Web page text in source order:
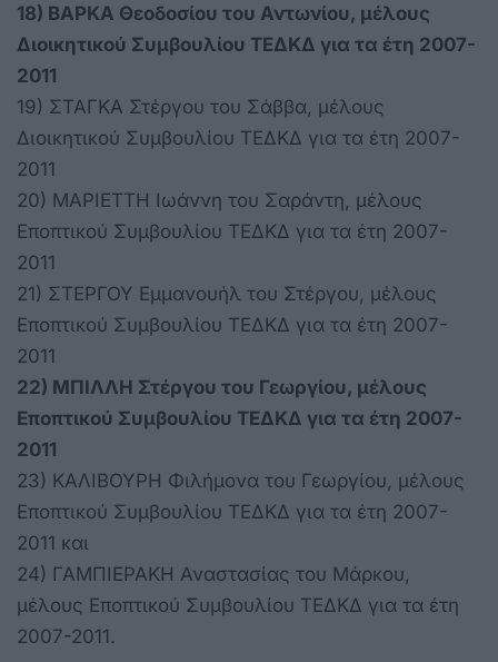
18) ΒΑΡΚΑ Θεοδοσίου του Αντωνίου, μέλους
Διοικητικού Συμβουλίου ΤΕΔΚΔ για τα έτη 2007-
2011
19) ΣΤΑΓΚΑ Στέργου του Σάββα, μέλους
Διοικητικού Συμβουλίου ΤΕΔΚΔ για τα έτη 2007-
2011
20) ΜΑΡΙΕΤΤΗ Ιωάννη του Σαράντη, μέλους
Εποπτικού Συμβουλίου ΤΕΔΚΔ για τα έτη 2007-
2011
21) ΣΤΕΡΓΟΥ Εμμανουήλ του Στέργου, μέλους
Εποπτικού Συμβουλίου ΤΕΔΚΔ για τα έτη 2007-
2011
22) ΜΠΙΛΛΗ Στέργου του Γεωργίου, μέλους
Εποπτικού Συμβουλίου ΤΕΔΚΔ για τα έτη 2007-
2011
23) ΚΑΛΙΒΟΥΡΗ Φιλήμονα του Γεωργίου, μέλους
Εποπτικού Συμβουλίου ΤΕΔΚΔ για τα έτη 2007-
2011 και
24) ΓΑΜΠΙΕΡΑΚΗ Αναστασίας του Μάρκου,
μέλους Εποπτικού Συμβουλίου ΤΕΔΚΔ για τα έτη
2007-2011.